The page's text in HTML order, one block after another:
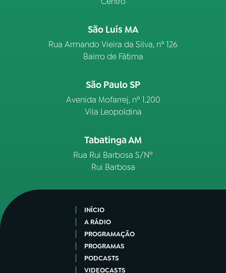
São Luís MA
Rua Armando Vieira da Silva, nº 126
Bairro de Fátima
São Paulo SP
Avenida Mofarrej, nº 1.200
Vila Leopoldina
Tabatinga AM
Rua Rui Barbosa S/Nº
Rui Barbosa
INÍCIO
A RÁDIO
PROGRAMAÇÃO
PROGRAMAS
PODCASTS
VIDEOCASTS